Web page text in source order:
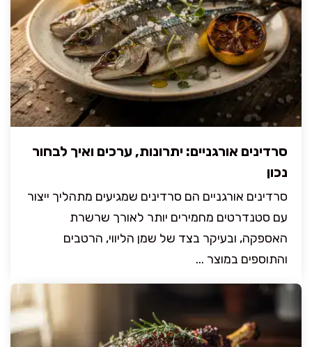
סרדינים אורגניים: יתרונות, ערכים ואיך לבחור
נכון
סרדינים אורגניים הם סרדינים שמגיעים מתהליך ייצור
עם סטנדרטים מחמירים יותר לאורך שרשרת
האספקה, ובעיקר בצד של שמן הליווי, הרטבים
והתוספים במוצר ...